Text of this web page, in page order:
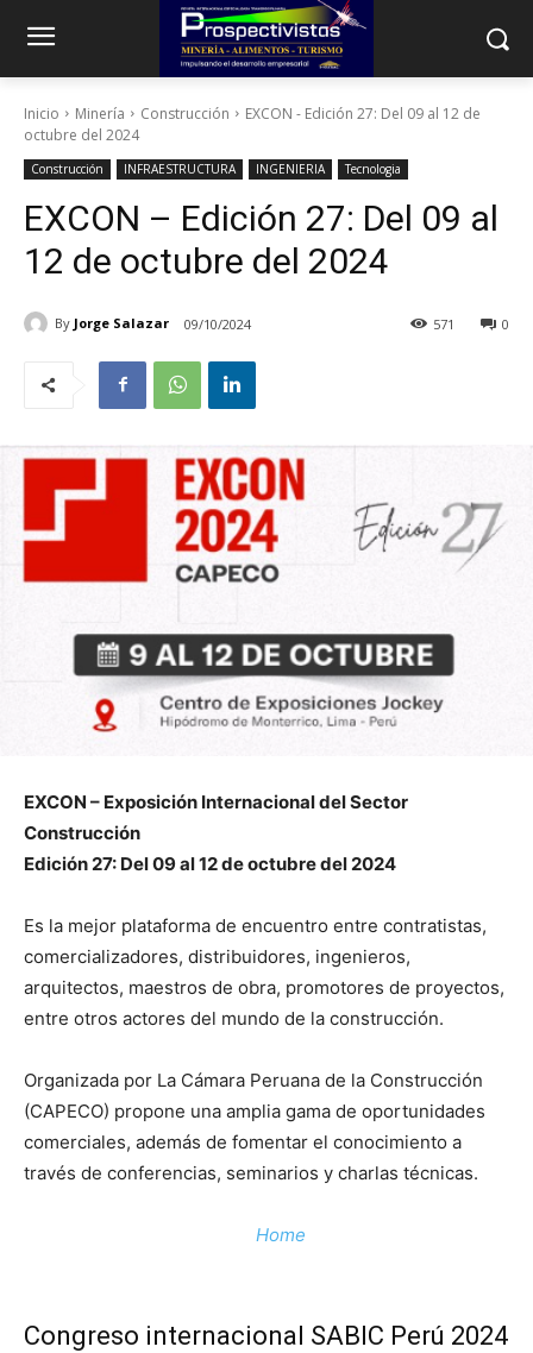
Inicio Minería Construcción
EXCON - Edición 27: Del 09 al 12 de
octubre del 2024
Construcción INFRAESTRUCTURA INGENIERIA Tecnologia
EXCON – Edición 27: Del 09 al
12 de octubre del 2024
By Jorge Salazar 09/10/2024 0
571
EXCON – Exposición Internacional del Sector
Construcción
Edición 27: Del 09 al 12 de octubre del 2024
Es la mejor plataforma de encuentro entre contratistas,
comercializadores, distribuidores, ingenieros,
arquitectos, maestros de obra, promotores de proyectos,
entre otros actores del mundo de la construcción.
Organizada por La Cámara Peruana de la Construcción
(CAPECO) propone una amplia gama de oportunidades
comerciales, además de fomentar el conocimiento a
través de conferencias, seminarios y charlas técnicas.
Home
Congreso internacional SABIC Perú 2024